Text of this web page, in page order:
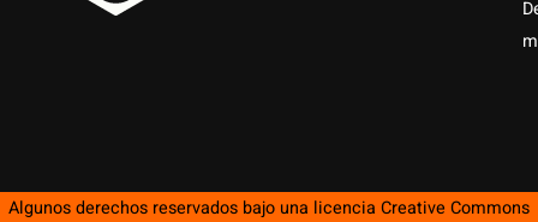
Algunos derechos reservados bajo una licencia Creative Commons